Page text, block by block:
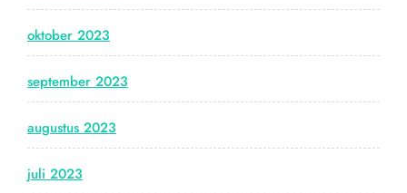
oktober 2023
september 2023
augustus 2023
juli 2023